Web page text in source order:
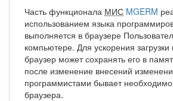
Часть функционала МИС MGERM
использованием языка
выполняется в браузере
компьютере. Для ускорения
браузер может сохранять его в
после изменение внесений
программистами бывает необходимо
браузера.